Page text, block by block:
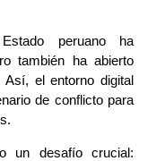
peruano ha
también ha abierto
el entorno digital
de conflicto para
un desafío crucial: